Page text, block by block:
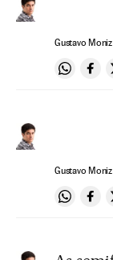
Gustavo Moniz
Gustavo Moniz